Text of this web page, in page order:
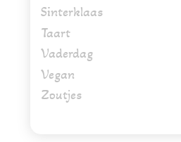
Sinterklaas
Taart
Vaderdag
Vegan
Zoutjes